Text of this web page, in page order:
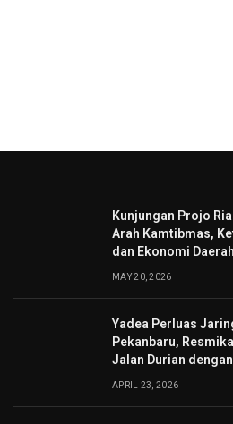
Kunjungan Projo
Arah Kamtibmas,
dan Ekonomi Daerah
MAY 20, 2026
Yadea Perluas
Pekanbaru,
Jalan Durian
APRIL 23, 2026